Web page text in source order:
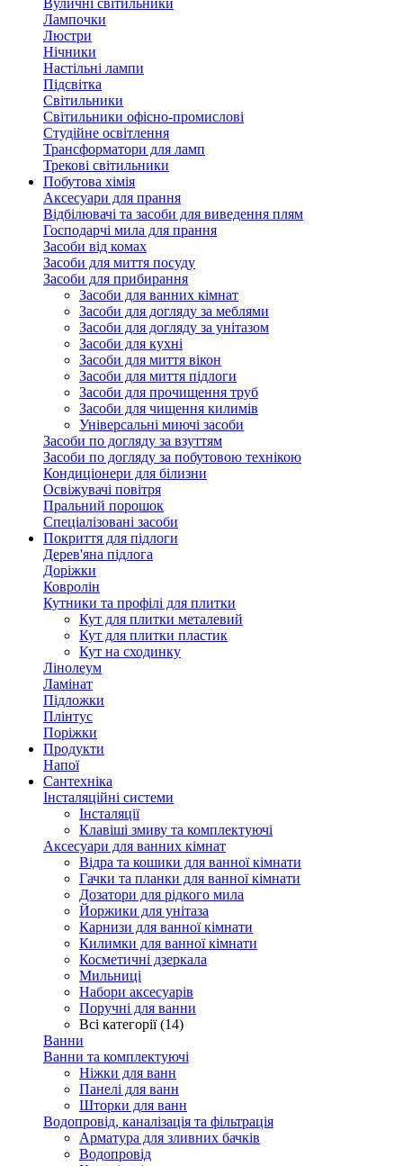
Вуличні світильники
Лампочки
Люстри
Нічники
Настільні лампи
Підсвітка
Світильники
Світильники офісно-промислові
Студійне освітлення
Трансформатори для ламп
Трекові світильники
Побутова хімія
Аксесуари для прання
Відбілювачі та засоби для виведення плям
Господарчі мила для прання
Засоби від комах
Засоби для миття посуду
Засоби для прибирання
Засоби для ванних кімнат
Засоби для догляду за меблями
Засоби для догляду за унітазом
Засоби для кухні
Засоби для миття вікон
Засоби для миття підлоги
Засоби для прочищення труб
Засоби для чищення килимів
Універсальні миючі засоби
Засоби по догляду за взуттям
Засоби по догляду за побутовою технікою
Кондиціонери для білизни
Освіжувачі повітря
Пральний порошок
Спеціалізовані засоби
Покриття для підлоги
Дерев'яна підлога
Доріжки
Ковролін
Кутники та профілі для плитки
Кут для плитки металевий
Кут для плитки пластик
Кут на сходинку
Лінолеум
Ламінат
Підложки
Плінтус
Поріжки
Продукти
Напої
Сантехніка
Інсталяційні системи
Інсталяції
Клавіші змиву та комплектуючі
Аксесуари для ванних кімнат
Відра та кошики для ванної кімнати
Гачки та планки для ванної кімнати
Дозатори для рідкого мила
Йоржики для унітаза
Карнизи для ванної кімнати
Килимки для ванної кімнати
Косметичні дзеркала
Мильниці
Набори аксесуарів
Поручні для ванни
Всі категорії (14)
Ванни
Ванни та комплектуючі
Ніжки для ванн
Панелі для ванн
Шторки для ванн
Водопровід, каналізація та фільтрація
Арматура для зливних бачків
Водопровід